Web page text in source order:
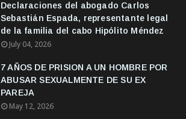
Declaraciones del abogado Carlos
Sebastián Espada, representante legal
de la familia del cabo Hipólito Méndez
July 04, 2026
7 AÑOS DE PRISION A UN HOMBRE POR
ABUSAR SEXUALMENTE DE SU EX
PAREJA
May 12, 2026